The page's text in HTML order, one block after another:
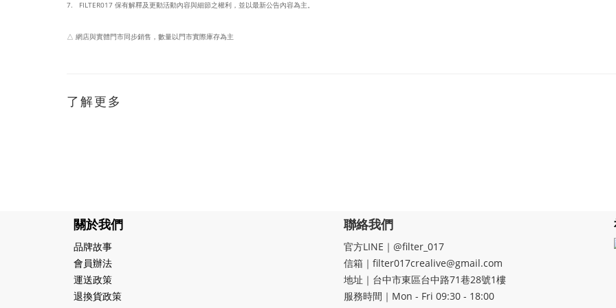
7. FILTER017 保有解釋及更動活動內容與細節之權利，並以最新公告內容為主。
△ 網店與實體門市同步銷售 ，數量以門市實際庫存為主
了解更多
關於我們
品牌故事
會員辦法
運送政策
退換貨政策
聯絡我們
官方LINE｜@filter_017
信箱｜filter017crealive@gmail.com
地址｜​台中市東區台中路71巷28號1樓
服務時間｜Mon - Fri 09:30 - 18:00